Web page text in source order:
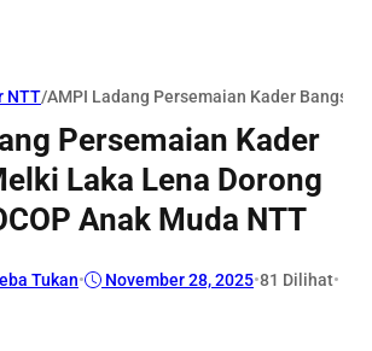
NTT/AMPI Ladang Persemaian Kader Bangsa,
Persemaian Kader
Laka Lena Dorong
Anak Muda NTT
Tukan• November 28, 2025•81 Dilihat•